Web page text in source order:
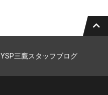
YSP三鷹スタッフブログ